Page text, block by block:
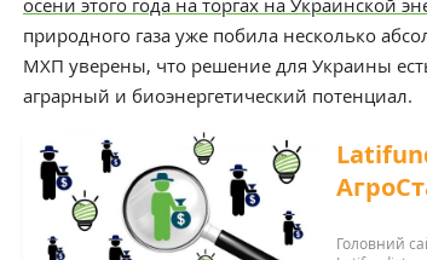
природного газа уже побила несколько
МХП уверены, что решение для Украины
аграрный и биоэнергетический потенциал.
Головний